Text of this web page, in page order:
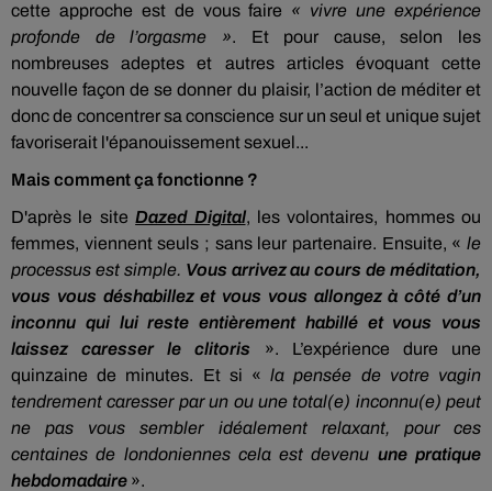
cette approche est de vous faire « vivre une expérience
profonde de l’orgasme ». Et pour cause, selon les
nombreuses adeptes et autres articles évoquant cette
nouvelle façon de se donner du plaisir, l’action de méditer et
donc de concentrer sa conscience sur un seul et unique sujet
favoriserait l'épanouissement sexuel...
Mais comment ça fonctionne ?
D'après le siteDazed Digital, les volontaires, hommes ou
femmes, viennent seuls ; sans leur partenaire. Ensuite, « le
processus est simple. Vous arrivez au cours de méditation,
vous vous déshabillez et vous vous allongez à côté d’un
inconnu qui lui reste entièrement habillé et vous vous
laissez caresser le clitoris ». L’expérience dure une
quinzaine de minutes. Et si «la pensée de votre vagin
tendrement caresser par un ou une total(e) inconnu(e) peut
ne pas vous sembler idéalement relaxant, pour ces
centaines de londoniennes cela est devenu une pratique
hebdomadaire ».